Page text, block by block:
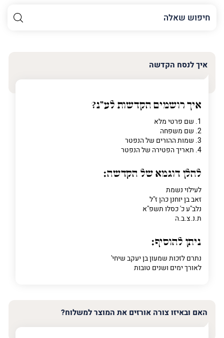
השם
שלך
פרט
על
מה
פרט על מה מדובר
איך לנסח הקדשה
איך רושמים הקדשות לע"נ?
1. שם פרטי מלא
2. שם משפחה
3. שמות ההורים של הנפטר
4. תאריך הפטירה של הנפטר
להלן דוגמא של הקדשה:
לעילוי נשמת
זאב בן יוחנן כהן ז"ל
נלב"ע כ' כסלו תשפ"א
ת.נ.צ.ב.ה
ניתן להוסיף:
נתרם לזכות שמעון בן יעקב שיחי'
לאורך ימים ושנים טובות
האם ובאיזו צורה אורזים את המוצר למשלוח?